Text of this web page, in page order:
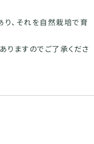
、それを自然栽培で育
りますのでご了承くださ